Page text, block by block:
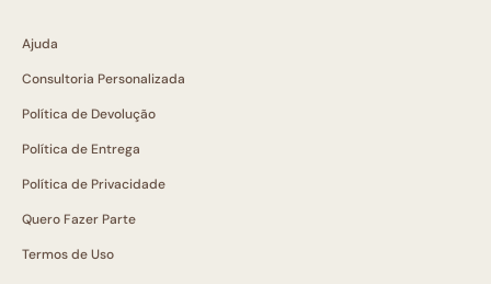
Ajuda
Consultoria Personalizada
Política de Devolução
Política de Entrega
Política de Privacidade
Quero Fazer Parte
Termos de Uso